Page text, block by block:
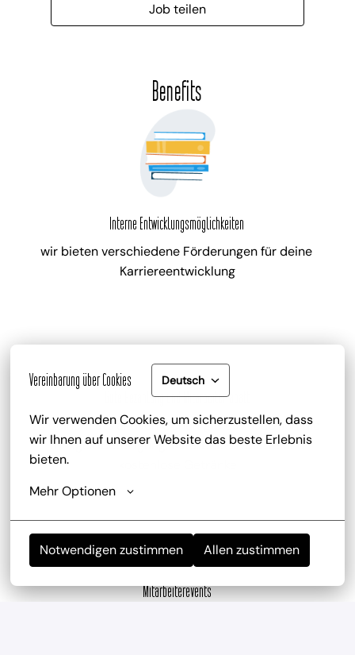
Vereinbarung über Cookies Deutsch
Wir verwenden Cookies, um sicherzustellen, dass
wir Ihnen auf unserer Website das beste Erlebnis
bieten.
Mehr Optionen
Notwendigen zustimmen Allen zustimmen
Job teilen
Benefits
Interne Entwicklungsmöglichkeiten
wir bieten verschiedene Förderungen für deine
Karriereentwicklung
Gute Bezahlung und Mitarbeiterrabatt
zu deinem attraktiven Gehalt gib es zusätzlich die
Trinkgeldbeteiligung, Mitarbeiterrabatte und
Mitarbeiterevents